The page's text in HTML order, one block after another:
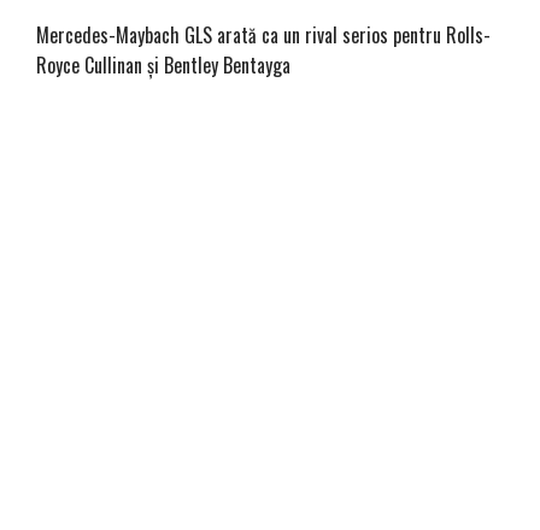
Mercedes-Maybach GLS arată ca un rival serios pentru Rolls-
Royce Cullinan și Bentley Bentayga